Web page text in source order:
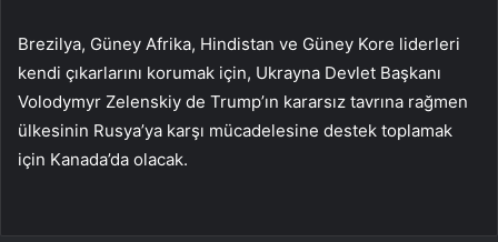
Brezilya, Güney Afrika, Hindistan ve Güney Kore liderleri
kendi çıkarlarını korumak için, Ukrayna Devlet Başkanı
Volodymyr Zelenskiy de Trump’ın kararsız tavrına rağmen
ülkesinin Rusya’ya karşı mücadelesine destek toplamak
için Kanada’da olacak.